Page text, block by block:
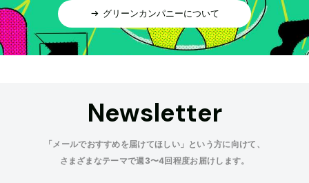
グリーンカンパニーについて
Newsletter
「メールでおすすめを届けてほしい」という方に向けて、
さまざまなテーマで週3〜4回程度お届けします。